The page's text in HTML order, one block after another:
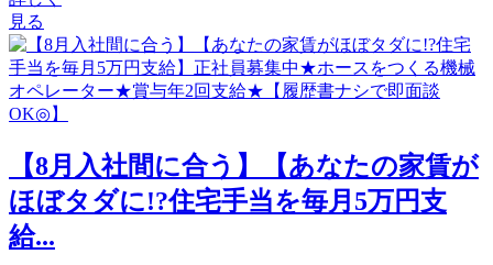
見る
【8月入社間に合う】【あなたの家賃が
ほぼタダに!?住宅手当を毎月5万円支
給...